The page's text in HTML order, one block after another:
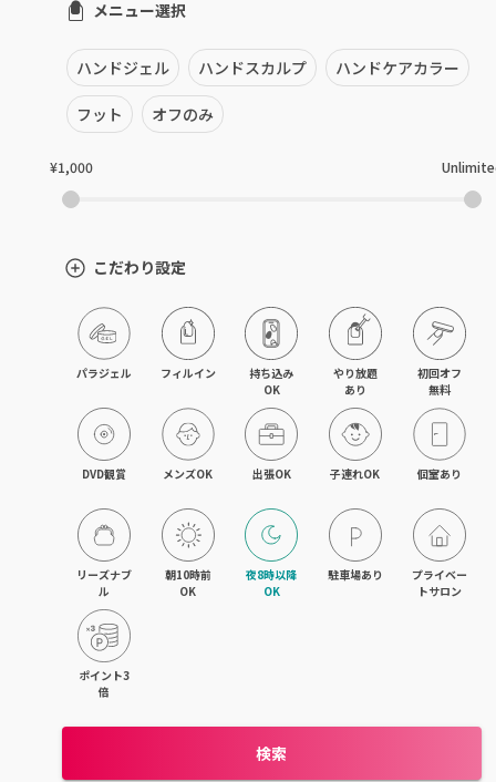
銀座・新橋・有楽町
恵比寿・代官山・中目黒
自由が丘・学芸大学
下北沢・代々木上原
目黒・戸越・武蔵小山
北千住・町屋・亀有
錦糸町・小岩・青砥
吉祥寺・荻窪・三鷹
立川・国立・国分寺
八王子・日野・昭島
日暮里・駒込・千駄木
メニュー選択
ハンドジェル ハンドスカルプ ハンドケアカラー
フット オフのみ
¥1,000
こだわり設定
パラジェル フィルイン
持ち込み
OK
やり放題
あり
初回オフ
無料
DVD観賞 メンズOK 出張OK 子連れOK 個室あり
リーズナブ
ル
朝10時前
OK
夜8時以降
OK
駐車場あり
プライベー
トサロン
ポイント3
倍
検索